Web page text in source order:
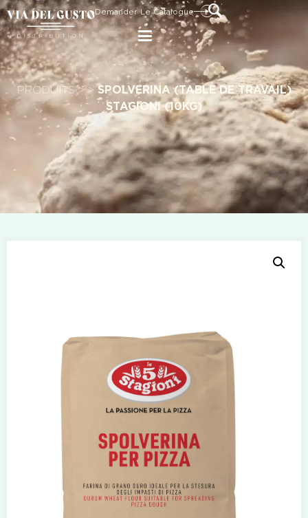
Demander Le Catalogue
PRODUITS>>SPOLVERINA (TABLE DE TRAVAIL)
STAGIONI (10KG)